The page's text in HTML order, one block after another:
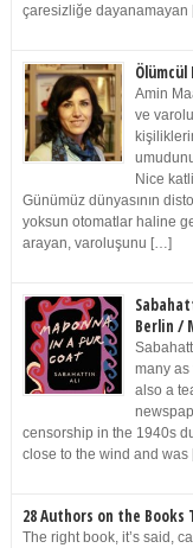
çaresizliğe
Ölümcül
Amin
ve
Nice
Günümüz dünyasının
yoksun otomatlar haline
arayan, varoluşunu […]
Berlin /
many as
also a
censorship in the 1940s
close to the wind and
28 Authors on the
The right book, it’s said,